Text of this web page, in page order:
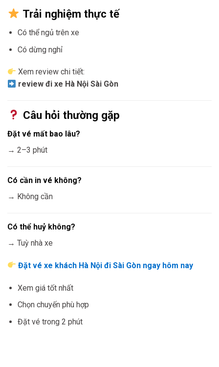
Trải nghiệm thực tế
Có thể ngủ trên xe
Có dừng nghỉ
Xem review chi tiết:
review đi xe Hà Nội Sài Gòn
Câu hỏi thường gặp
Đặt vé mất bao lâu?
→ 2–3 phút
Có cần in vé không?
→ Không cần
Có thể huỷ không?
→ Tuỳ nhà xe
Đặt vé xe khách Hà Nội đi Sài Gòn ngay hôm nay
Xem giá tốt nhất
Chọn chuyến phù hợp
Đặt vé trong 2 phút